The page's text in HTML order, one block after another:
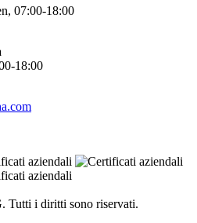
07:00-18:00
18:00
i diritti sono riservati.